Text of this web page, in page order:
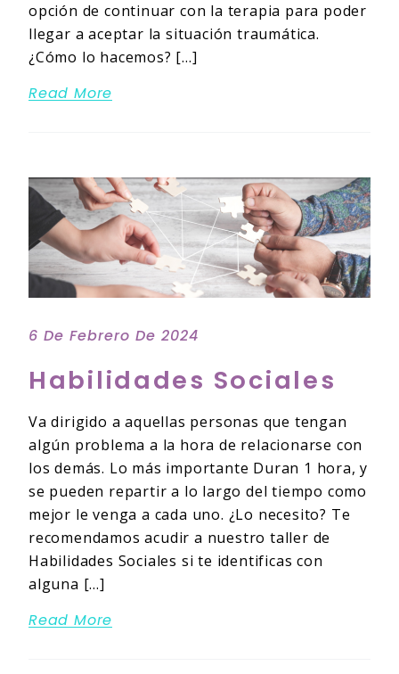
opción de continuar con la terapia para poder
llegar a aceptar la situación traumática.
¿Cómo lo hacemos? […]
Read More
6 De Febrero De 2024
Habilidades Sociales
Va dirigido a aquellas personas que tengan
algún problema a la hora de relacionarse con
los demás. Lo más importante Duran 1 hora, y
se pueden repartir a lo largo del tiempo como
mejor le venga a cada uno. ¿Lo necesito? Te
recomendamos acudir a nuestro taller de
Habilidades Sociales si te identificas con
alguna […]
Read More